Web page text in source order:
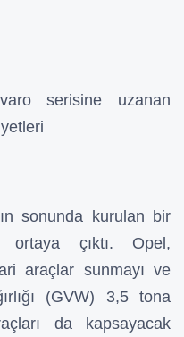
serisine uzanan
sonunda kurulan bir
ortaya çıktı. Opel,
araçlar sunmayı ve
(GVW) 3,5 tona
da kapsayacak